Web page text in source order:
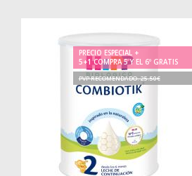
PRECIO ESPECIAL +
5+1 COMPRA 5 Y EL 6º GRATIS
PVP RECOMENDADO. 25.50€